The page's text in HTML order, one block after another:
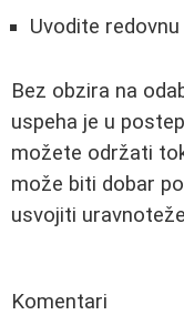
Uvodite
Bez obzira na
uspeha je u
možete održati
može biti dobar
usvojiti
Komentari